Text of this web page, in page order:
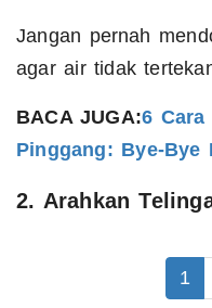
Jangan pernah
agar air tidak
BACA JUGA:6 Cara
Pinggang: Bye-Bye
2. Arahkan
1